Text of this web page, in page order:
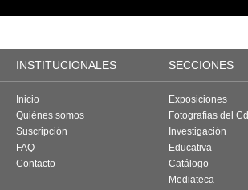
INSTITUCIONALES SECCIONES
Inicio
Quiénes somos
Suscripción
FAQ
Contacto
Exposiciones
Fotografías del
Investigación
Educativa
Catálogo
Mediateca